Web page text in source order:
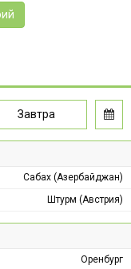
Завтра
Сабах (Азербайджан)
Штурм (Австрия)
Оренбург